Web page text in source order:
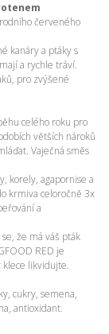
červeného
kanáry a ptáky s
a rychle tráví.
pro zvýšené
celého roku pro
větších nároků
Vaječná směs
korely, agapornise a
krmiva celoročně 3x
a
že má váš pták
RED je
likvidujte.
cukry, semena,
antioxidant.